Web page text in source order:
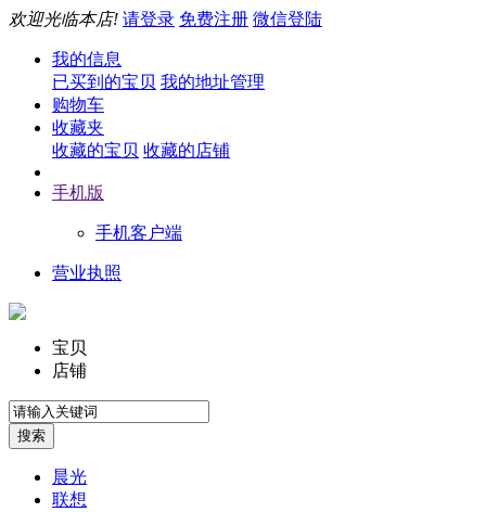
欢迎光临本店! 请登录 免费注册 微信登陆
我的信息
已买到的宝贝 我的地址管理
购物车
收藏夹
收藏的宝贝 收藏的店铺
手机版
手机客户端
营业执照
宝贝
店铺
晨光
联想